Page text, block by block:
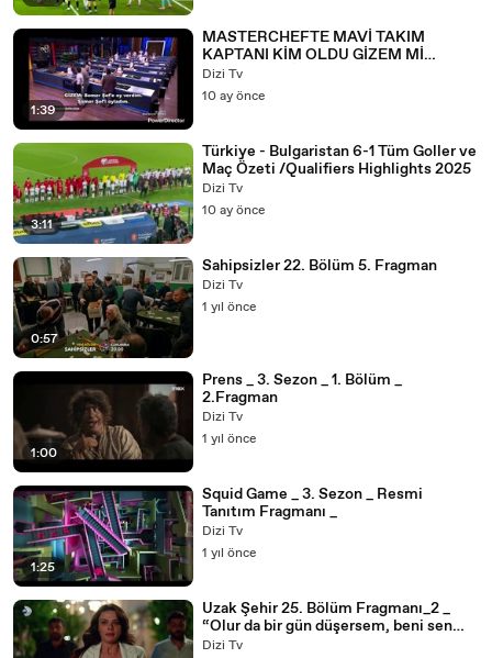
1:39
MASTERCHEFTE MAVİ TAKIM
KAPTANI KİM OLDU GİZEM Mİ
FURKAN MI İŞTE YENİ TAKIMLAR
Dizi Tv
10 ay önce
3:11
Türkiye - Bulgaristan 6-1 Tüm Goller ve
Maç Özeti /Qualifiers Highlights 2025
Dizi Tv
10 ay önce
0:57
Sahipsizler 22. Bölüm 5. Fragman
Dizi Tv
1 yıl önce
1:00
Prens _ 3. Sezon _ 1. Bölüm _
2.Fragman
Dizi Tv
1 yıl önce
1:25
Squid Game _ 3. Sezon _ Resmi
Tanıtım Fragmanı _
Dizi Tv
1 yıl önce
Uzak Şehir 25. Bölüm Fragmanı_2 _
“Olur da bir gün düşersem, beni sen
kaldır!”
Dizi Tv